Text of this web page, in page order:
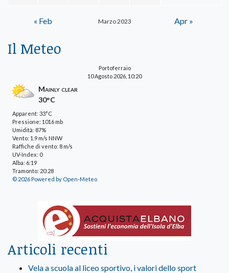
Marzo 2023
« Feb Apr »
Il Meteo
Portoferraio
10 Agosto 2026, 10:20
Mainly clear
30°C
Apparent: 33°C
Pressione: 1016 mb
Umidità: 87%
Vento: 1.9 m/s NNW
Raffiche di vento: 8 m/s
UV-Index: 0
Alba: 6:19
Tramonto: 20:28
© 2026 Powered by Open-Meteo
Articoli recenti
Vela a scuola al liceo sportivo, i valori dello sport